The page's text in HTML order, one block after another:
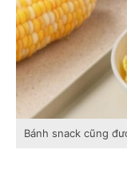
Bánh snack cũng